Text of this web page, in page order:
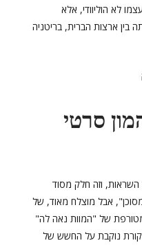
לא הוליוודי, אלא
ארצות הברית, בריטניה
סרטי
השראות, וזה חלק מסוד
אבל מוצלח מאוד, של
מטורפת של "המוות נאה לה"
ביקורת נוקבת על החשש של